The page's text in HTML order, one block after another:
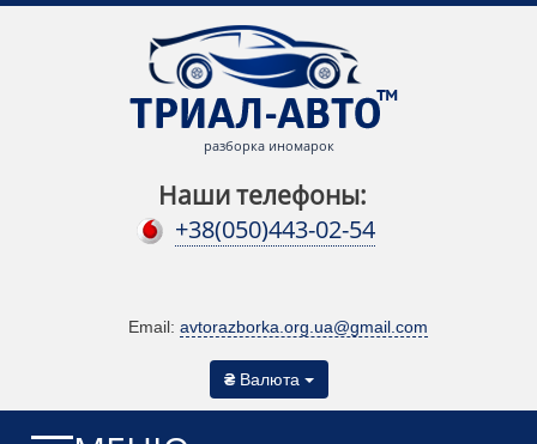
разборка иномарок
Наши телефоны:
+38(050)443-02-54
Email: avtorazborka.org.ua@gmail.com
₴ Валюта